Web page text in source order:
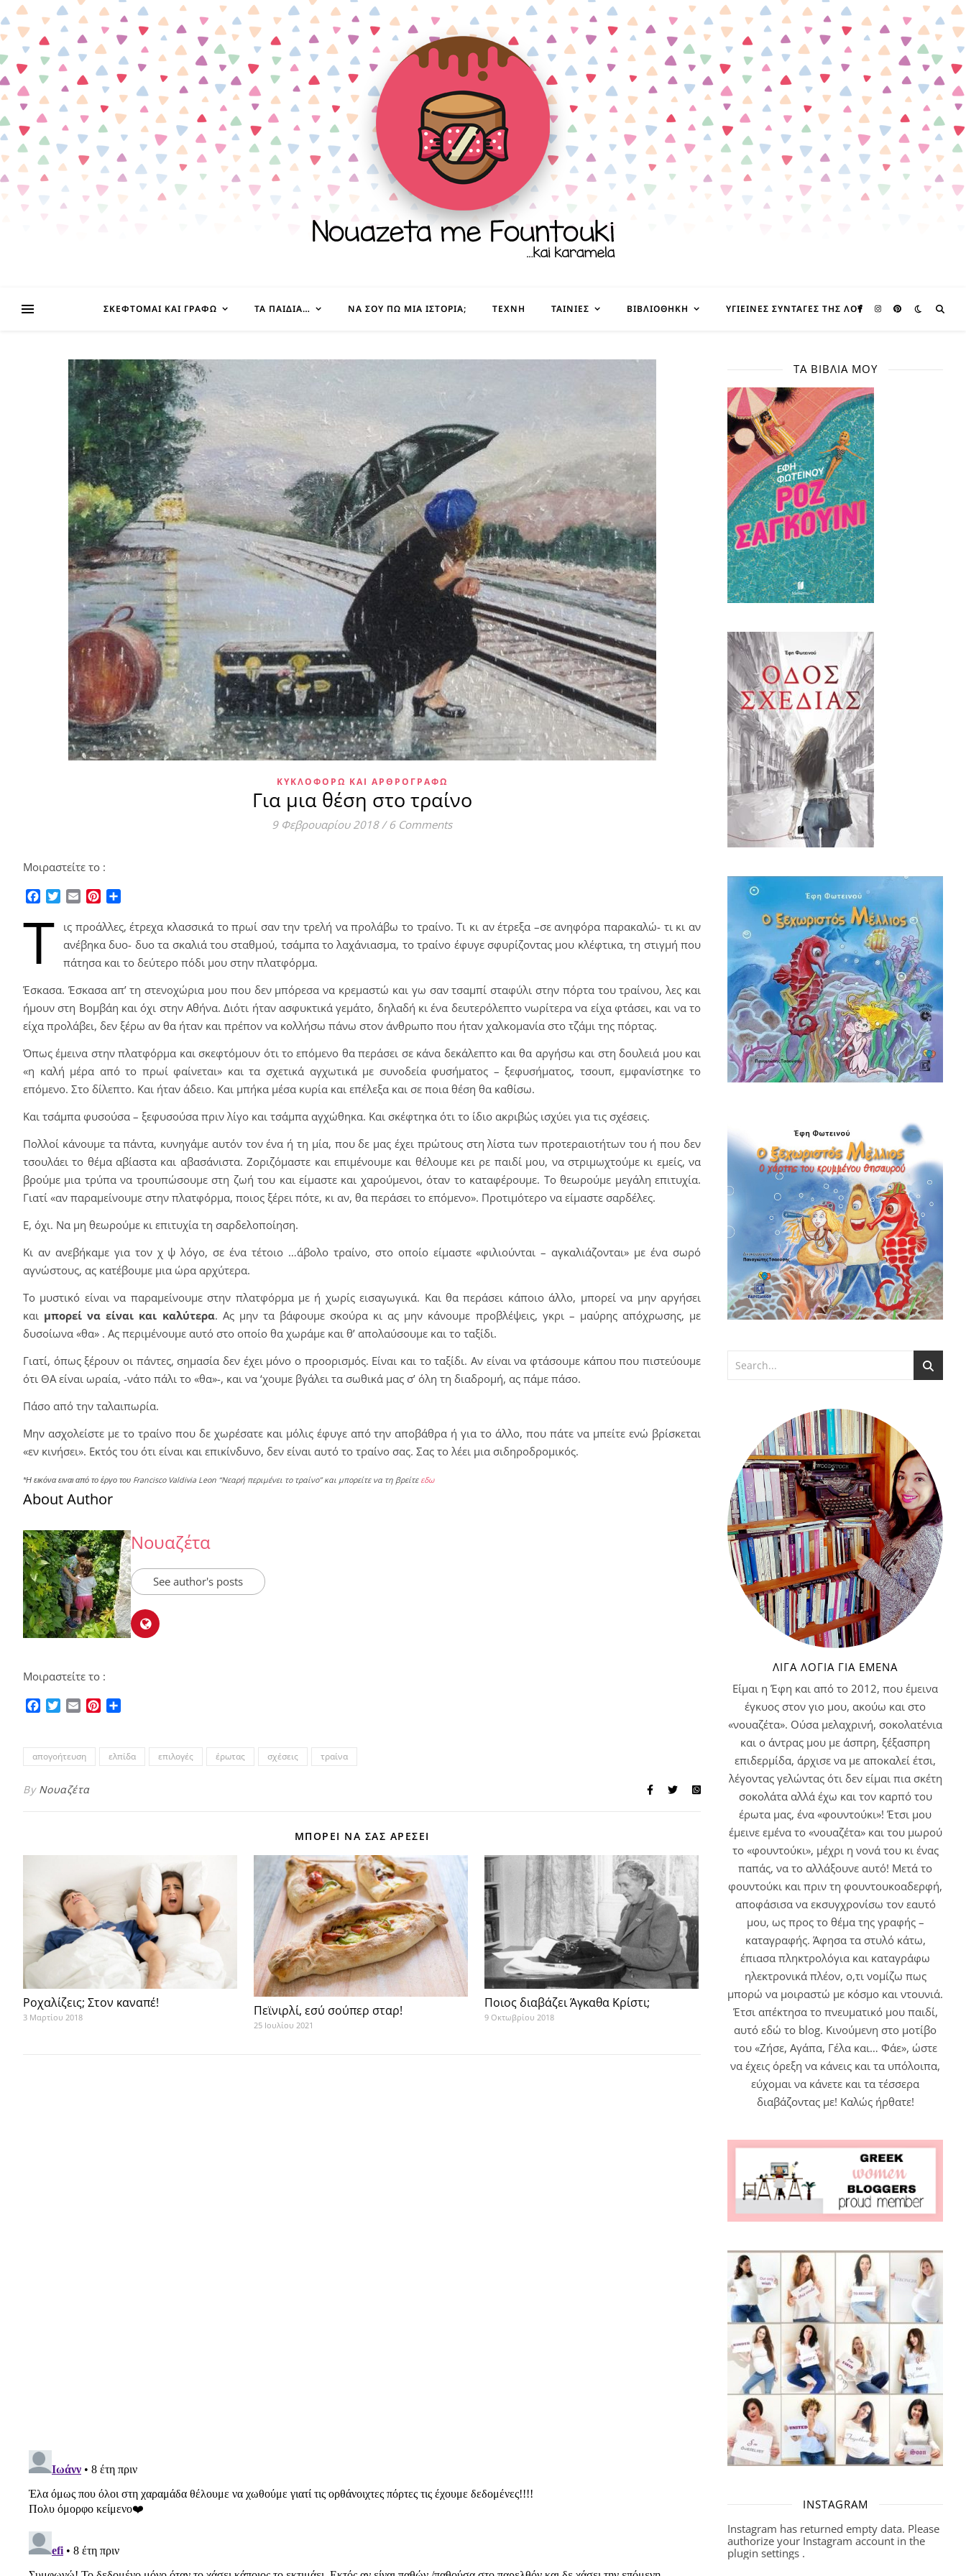
ΣΚΈΦΤΟΜΑΙ ΚΑΙ ΓΡΆΦΩ ΤΑ ΠΑΙΔΊΑ… ΝΑ ΣΟΥ ΠΩ ΜΙΑ ΙΣΤΟΡΊΑ; ΤΈΧΝΗ ΤΑΙΝΊΕΣ ΒΙΒΛΙΟΘΉΚΗ ΥΓΙΕΙΝΈΣ ΣΥΝΤΑΓΈΣ ΤΗΣ ΛΟΥ
ΚΥΚΛΟΦΟΡΏ ΚΑΙ ΑΡΘΡΟΓΡΑΦΏ
Για μια θέση στο τραίνο
9 Φεβρουαρίου 2018 / 6 Comments
Μοιραστείτε το :
Facebook
TwitterEmailPinterest
Τ
ις προάλλες, έτρεχα κλασσικά το πρωί σαν την τρελή να προλάβω το τραίνο. Τι κι αν έτρεξα –σε ανηφόρα παρακαλώ- τι κι αν
ανέβηκα δυο- δυο τα σκαλιά του σταθμού, τσάμπα το λαχάνιασμα, το τραίνο έφυγε σφυρίζοντας μου κλέφτικα, τη στιγμή που
πάτησα και το δεύτερο πόδι μου στην πλατφόρμα.
Έσκασα. Έσκασα απ’ τη στενοχώρια μου που δεν μπόρεσα να κρεμαστώ και γω σαν τσαμπί σταφύλι στην πόρτα του τραίνου, λες και
ήμουν στη Βομβάη και όχι στην Αθήνα. Διότι ήταν ασφυκτικά γεμάτο, δηλαδή κι ένα δευτερόλεπτο νωρίτερα να είχα φτάσει, και να το
είχα προλάβει, δεν ξέρω αν θα ήταν και πρέπον να κολλήσω πάνω στον άνθρωπο που ήταν χαλκομανία στο τζάμι της πόρτας.
Όπως έμεινα στην πλατφόρμα και σκεφτόμουν ότι το επόμενο θα περάσει σε κάνα δεκάλεπτο και θα αργήσω και στη δουλειά μου και
«η καλή μέρα από το πρωί φαίνεται» και τα σχετικά αγχωτικά με συνοδεία φυσήματος – ξεφυσήματος, τσουπ, εμφανίστηκε το
επόμενο. Στο δίλεπτο. Και ήταν άδειο. Και μπήκα μέσα κυρία και επέλεξα και σε ποια θέση θα καθίσω.
Και τσάμπα φυσούσα – ξεφυσούσα πριν λίγο και τσάμπα αγχώθηκα. Και σκέφτηκα ότι το ίδιο ακριβώς ισχύει για τις σχέσεις.
Πολλοί κάνουμε τα πάντα, κυνηγάμε αυτόν τον ένα ή τη μία, που δε μας έχει πρώτους στη λίστα των προτεραιοτήτων του ή που δεν
τσουλάει το θέμα αβίαστα και αβασάνιστα. Ζοριζόμαστε και επιμένουμε και θέλουμε κει ρε παιδί μου, να στριμωχτούμε κι εμείς, να
βρούμε μια τρύπα να τρουπώσουμε στη ζωή του και είμαστε και χαρούμενοι, όταν το καταφέρουμε. Το θεωρούμε μεγάλη επιτυχία.
Γιατί «αν παραμείνουμε στην πλατφόρμα, ποιος ξέρει πότε, κι αν, θα περάσει το επόμενο». Προτιμότερο να είμαστε σαρδέλες.
Ε, όχι. Να μη θεωρούμε κι επιτυχία τη σαρδελοποίηση.
Κι αν ανεβήκαμε για τον χ ψ λόγο, σε ένα τέτοιο …άβολο τραίνο, στο οποίο είμαστε «φιλιούνται – αγκαλιάζονται» με ένα σωρό
αγνώστους, ας κατέβουμε μια ώρα αρχύτερα.
Το μυστικό είναι να παραμείνουμε στην πλατφόρμα με ή χωρίς εισαγωγικά. Και θα περάσει κάποιο άλλο, μπορεί να μην αργήσει
και μπορεί να είναι και καλύτερα. Ας μην τα βάφουμε σκούρα κι ας μην κάνουμε προβλέψεις, γκρι – μαύρης απόχρωσης, με
δυσοίωνα «θα» . Ας περιμένουμε αυτό στο οποίο θα χωράμε και θ’ απολαύσουμε και το ταξίδι.
Γιατί, όπως ξέρουν οι πάντες, σημασία δεν έχει μόνο ο προορισμός. Είναι και το ταξίδι. Αν είναι να φτάσουμε κάπου που πιστεύουμε
ότι ΘΑ είναι ωραία, -νάτο πάλι το «θα»-, και να ‘χουμε βγάλει τα σωθικά μας σ’ όλη τη διαδρομή, ας πάμε πάσο.
Πάσο από την ταλαιπωρία.
Μην ασχολείστε με το τραίνο που δε χωρέσατε και μόλις έφυγε από την αποβάθρα ή για το άλλο, που πάτε να μπείτε ενώ βρίσκεται
«εν κινήσει». Εκτός του ότι είναι και επικίνδυνο, δεν είναι αυτό το τραίνο σας. Σας το λέει μια σιδηροδρομικός.
*Η εικόνα ειναι από το έργο του Francisco Valdivia Leon “Νεαρή περιμένει το τραίνο” και μπορείτε να τη βρείτε εδω
About Author
Νουαζέτα
See author's posts
Μοιραστείτε το :
Facebook
TwitterEmailPinterest
απογοήτευση ελπίδα επιλογές έρωτας σχέσεις τραίνα
By Νουαζέτα
ΜΠΟΡΕΊ ΝΑ ΣΑΣ ΑΡΕΣΕΙ
Ροχαλίζεις; Στον καναπέ!
3 Μαρτίου 2018 Πεϊνιρλί, εσύ σούπερ σταρ!
25 Ιουλίου 2021
Ποιος διαβάζει Άγκαθα Κρίστι;
9 Οκτωβρίου 2018
ΤΑ ΒΙΒΛΊΑ ΜΟΥ
ΛΊΓΑ ΛΌΓΙΑ ΓΙΑ ΕΜΈΝΑ
Είμαι η Έφη και από το 2012, που έμεινα
έγκυος στον γιο μου, ακούω και στο
«νουαζέτα». Ούσα μελαχρινή, σοκολατένια
και ο άντρας μου με άσπρη, ξέξασπρη
επιδερμίδα, άρχισε να με αποκαλεί έτσι,
λέγοντας γελώντας ότι δεν είμαι πια σκέτη
σοκολάτα αλλά έχω και τον καρπό του
έρωτα μας, ένα «φουντούκι»! Έτσι μου
έμεινε εμένα το «νουαζέτα» και του μωρού
το «φουντούκι», μέχρι η νονά του κι ένας
παπάς, να το αλλάξουνε αυτό! Μετά το
φουντούκι και πριν τη φουντουκοαδερφή,
αποφάσισα να εκσυγχρονίσω τον εαυτό
μου, ως προς το θέμα της γραφής –
καταγραφής. Άφησα τα στυλό κάτω,
έπιασα πληκτρολόγια και καταγράφω
ηλεκτρονικά πλέον, ο,τι νομίζω πως
μπορώ να μοιραστώ με κόσμο και ντουνιά.
Έτσι απέκτησα το πνευματικό μου παιδί,
αυτό εδώ το blog. Κινούμενη στο μοτίβο
του «Ζήσε, Αγάπα, Γέλα και… Φάε», ώστε
να έχεις όρεξη να κάνεις και τα υπόλοιπα,
εύχομαι να κάνετε και τα τέσσερα
διαβάζοντας με! Καλώς ήρθατε!
INSTAGRAM
Instagram has returned empty data. Please
authorize your Instagram account in the
plugin settings .